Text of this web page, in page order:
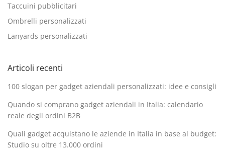
Taccuini pubblicitari
Ombrelli personalizzati
Lanyards personalizzati
Articoli recenti
100 slogan per gadget aziendali personalizzati: idee e consigli
Quando si comprano gadget aziendali in Italia: calendario
reale degli ordini B2B
Quali gadget acquistano le aziende in Italia in base al budget:
Studio su oltre 13.000 ordini